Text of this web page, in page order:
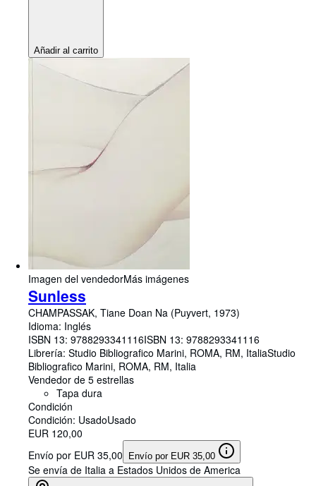
Añadir al carrito
Imagen del vendedorMás imágenes
Sunless
CHAMPASSAK, Tiane Doan Na (Puyvert, 1973)
Idioma: Inglés
ISBN 13: 9788293341116ISBN 13: 9788293341116
Librería: Studio Bibliografico Marini, ROMA, RM, ItaliaStudio
Bibliografico Marini, ROMA, RM, Italia
Vendedor de 5 estrellas
Tapa dura
Condición
Condición: UsadoUsado
EUR 120,00
Envío por EUR 35,00
Envío por EUR 35,00
Se envía de Italia a Estados Unidos de America